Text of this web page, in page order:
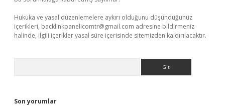
Hukuka ve yasal düzenlemelere aykırı olduğunu düşündüğünüz
içerikleri, backlinkpanelicomtr@gmail.com adresine bildirmeniz
halinde, ilgili içerikler yasal süre içerisinde sitemizden kaldırılacaktır.
Son yorumlar